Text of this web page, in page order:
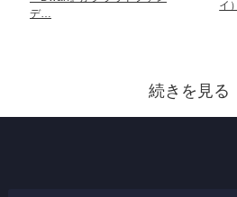
デ…
イ
続きを見る